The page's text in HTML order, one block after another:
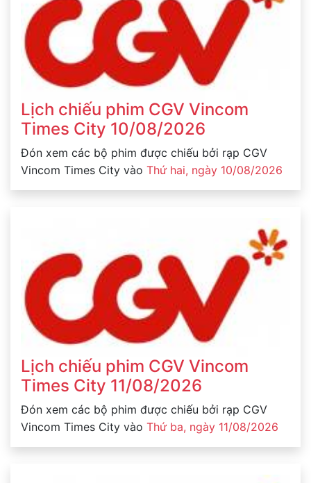
Lịch chiếu phim CGV Vincom
Times City 10/08/2026
Đón xem các bộ phim được chiếu bởi rạp CGV
Vincom Times City vào Thứ hai, ngày 10/08/2026
Lịch chiếu phim CGV Vincom
Times City 11/08/2026
Đón xem các bộ phim được chiếu bởi rạp CGV
Vincom Times City vào Thứ ba, ngày 11/08/2026